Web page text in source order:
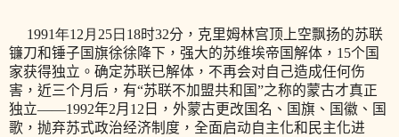
1991年12 月25日 18时32分，克里姆林宫顶上空飘扬的苏联
镰刀和锤子国旗徐徐降下，强大的苏维埃帝国解体， 15个国
家获得独立。确定苏联已解体，不再会对自己造成任何伤
害，近三个月后，有“苏联不加盟共和国”之称的蒙古才真正
独立——1992年2月 12 日，外蒙古更改国名、国旗、国徽、国
歌，抛弃苏式政治经济制度，全面启动自主化和民主化进